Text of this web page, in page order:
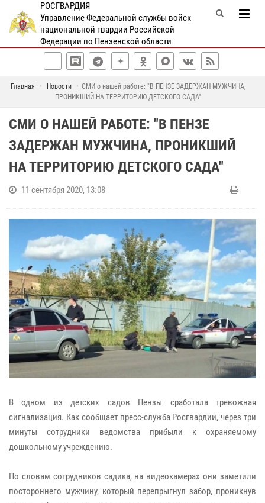
РОСГВАРДИЯ
Управление Федеральной службы войск
национальной гвардии Российской
Федерации по Пензенской области
Главная Новости
СМИ о нашей работе: "В ПЕНЗЕ ЗАДЕРЖАН МУЖЧИНА,
ПРОНИКШИЙ НА ТЕРРИТОРИЮ ДЕТСКОГО САДА"
СМИ О НАШЕЙ РАБОТЕ: "В ПЕНЗЕ
ЗАДЕРЖАН МУЖЧИНА, ПРОНИКШИЙ
НА ТЕРРИТОРИЮ ДЕТСКОГО САДА"
11 сентября 2020, 13:08
В одном из детских садов Пензы сработала тревожная
сигнализация. Как сообщает пресс-служба Росгвардии, через три
минуты сотрудники ведомства прибыли к охраняемому
дошкольному учреждению.
По словам сотрудников садика, на видеокамерах они заметили
постороннего мужчину, который перепрыгнул забор, проникнув